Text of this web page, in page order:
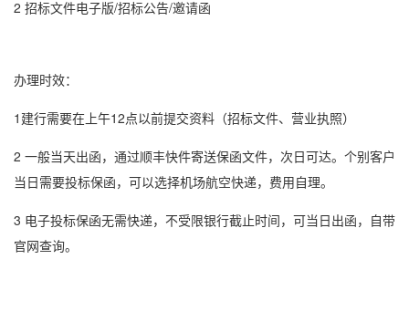
2 招标文件电子版/招标公告/邀请函
办理时效：
1建行需要在上午12点以前提交资料（招标文件、营业执照）
2 一般当天出函，通过顺丰快件寄送保函文件，次日可达。个别客户
当日需要投标保函，可以选择机场航空快递，费用自理。
3 电子投标保函无需快递，不受限银行截止时间，可当日出函，自带
官网查询。